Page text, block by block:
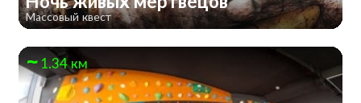
Массовый квест
1.34 км